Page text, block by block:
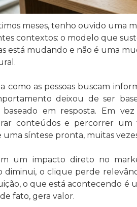
meses, tenho ouvido uma
contextos: o modelo que
está mudando e não é uma
como as pessoas buscam
deixou de ser
em resposta. Em
conteúdos e percorrer
uma síntese pronta, muitas
um impacto direto no
diminui, o clique perde
o que está acontecendo é
fato, gera valor.